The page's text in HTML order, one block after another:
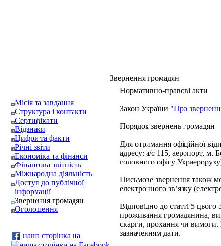
Місія та завдання
Структура і контакти
Сертифікати
Відзнаки
Цифри та факти
Річні звіти
Економіка та фінанси
Фінансова звітність
Міжнародна діяльність
Доступ до публічної
інформації
Звернення громадян
Оголошення
наша сторінка на
Звернення громадян
Нормативно-правові акти
Закон України "Про
Порядок звернень громадян
Для отримання офіційної
адресу: а/с 115, аеропорт, м.
головного офісу
Письмове звернення також
електронного зв’язку
Відповідно до статті 5 цього
проживання громадянина,
скарги, прохання чи вимоги.
зазначенням дати.